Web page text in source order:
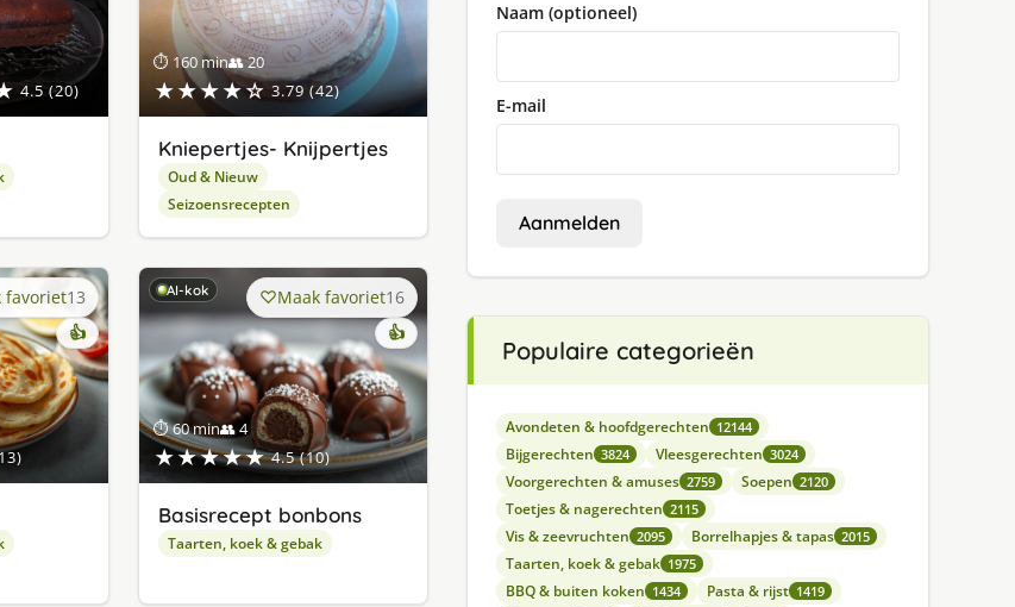
4.5 (20)
⏱ 160 min👥 20
★★★★☆ 3.79 (42)
Kniepertjes- Knijpertjes
Oud & Nieuw
Seizoensrecepten
favoriet13
👍
AI-kok
⏱ 60 min👥 4
★★★★★ 4.5 (10)
Maak favoriet16
👍
Basisrecept bonbons
Taarten, koek & gebak
Naam (optioneel)
E-mail
Aanmelden
Populaire categorieën
Avondeten & hoofdgerechten 12144
Bijgerechten 3824 Vleesgerechten 3024
Voorgerechten & amuses 2759 Soepen 2120
Toetjes & nagerechten 2115
Vis & zeevruchten 2095 Borrelhapjes & tapas 2015
Taarten, koek & gebak 1975
BBQ & buiten koken 1434 Pasta & rijst 1419